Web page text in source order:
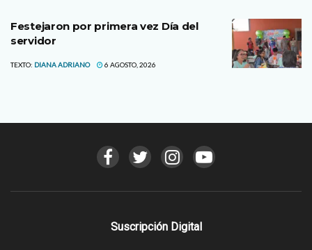
Festejaron por primera vez Día del
servidor
TEXTO: DIANA ADRIANO 6 AGOSTO, 2026
Suscripción Digital